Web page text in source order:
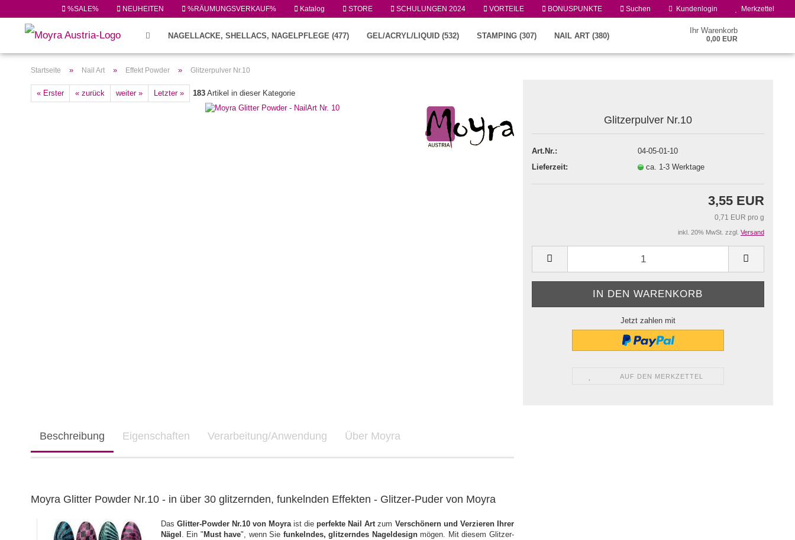
%SALE% NEUHEITEN %RÄUMUNGSVERKAUF% Katalog STORE SCHULUNGEN 2024 VORTEILE BONUSPUNKTE Suchen Kundenlogin
Konto erstellen
Merkzettel
Ihr Warenkorb
0,00 EUR
NAGELLACKE, SHELLACS, NAGELPFLEGE (477) GEL/ACRYL/LIQUID (532) STAMPING (307) NAIL ART (380)
Startseite » Nail Art » Effekt Powder » Glitzerpulver Nr.10
« Erster « zurück weiter » Letzter » 183 Artikel in dieser Kategorie
Glitzerpulver Nr.10
Art.Nr.:
04-05-01-10
Lieferzeit:
ca. 1-3 Werktage
3,55 EUR
0,71 EUR pro g
inkl. 20% MwSt. zzgl. Versand
Jetzt zahlen mit
AUF DEN MERKZETTEL
Beschreibung Eigenschaften Verarbeitung/Anwendung Über Moyra
Moyra Glitter Powder Nr.10 - in über 30 glitzernden, funkelnden Effekten - Glitzer-Puder von Moyra
DasGlitter-Powder Nr.10 von Moyraist dieperfekte Nail Artzum Verschönern und Verzieren Ihrer
Nägel . Ein " Must have", wenn Sie funkelndes, glitzerndes Nageldesignmögen. Mit diesem Glitzer-